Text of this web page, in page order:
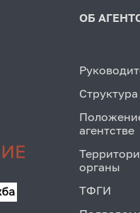
ОБ
Структура
агентстве
органы
ТФГИ